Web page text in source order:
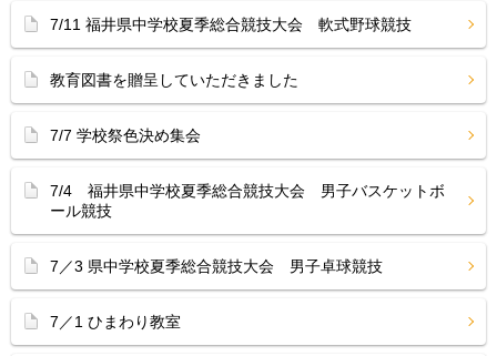
7/11 福井県中学校夏季総合競技大会 軟式野球競技
教育図書を贈呈していただきました
7/7 学校祭色決め集会
7/4 福井県中学校夏季総合競技大会 男子バスケットボ
ール競技
7／3 県中学校夏季総合競技大会 男子卓球競技
7／1 ひまわり教室